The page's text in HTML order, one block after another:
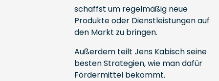
schaffst um regelmäßig neue
Produkte oder Dienstleistungen auf
den Markt zu bringen.
Außerdem teilt Jens Kabisch seine
besten Strategien, wie man dafür
Fördermittel bekommt.